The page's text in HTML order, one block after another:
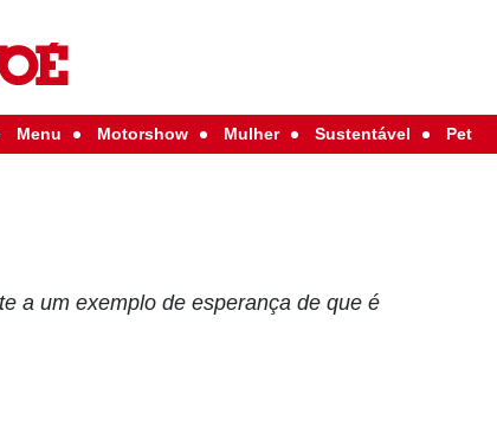
Menu Motorshow Mulher Sustentável Pet
a um exemplo de esperança de que é